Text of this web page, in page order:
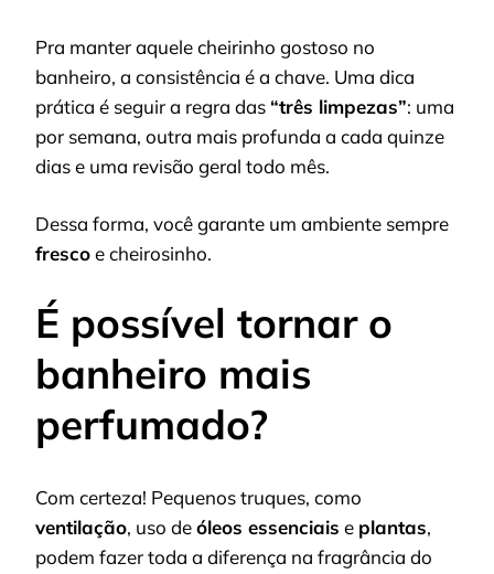
Pra manter aquele cheirinho gostoso no
banheiro, a consistência é a chave. Uma dica
prática é seguir a regra das “três limpezas”: uma
por semana, outra mais profunda a cada quinze
dias e uma revisão geral todo mês.
Dessa forma, você garante um ambiente sempre
frescoe cheirosinho.
É possível tornar o
banheiro mais
perfumado?
Com certeza! Pequenos truques, como
ventilação, uso deóleos essenciais e plantas,
podem fazer toda a diferença na fragrância do